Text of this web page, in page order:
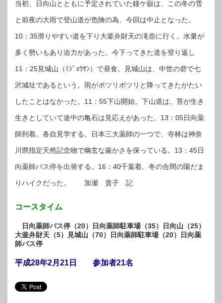
当初、日向山とともに予定されていた鐘ケ嶽は、この冬の雪
と前夜の大雨で登山道が危険の為、今回は中止となった。
10：35滑りやすい道を下り大釜弁財天の滝壺に行く。水量が
多く勢いもあり迫力があった。今下ってきた道を登り返し
11：25見城山（ﾐｼﾞｮｳｻﾝ）で昼食。見城山は、中世の砦で七
沢城址であるという。雨がポツリポツリと降ってきたがたい
したことはなかった。11：55下山開始。下山道は、苔が生き
生きとしていて途中の亀石は見応えがあった。13：05日向薬
師到着。各自見学する。日本三大薬師の一つで、寺林は神奈
川県指定天然記念物で幽玄な厳かさを保っている。13：45日
向薬師バス停を出発する。16：40千葉着。冬の合間の陽だま
りハイクだった。 加瀬 貴子 記
コースタイム
日向薬師バス停（20）日向薬師駐車場（35）日向山（25）
大釜弁財天（5）見城山（70）日向薬師駐車場（20）日向薬
師バス停
平成28年2月21日 参加者21名